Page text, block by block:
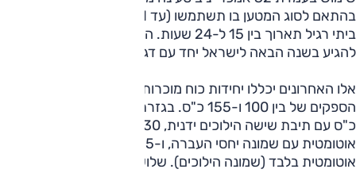
ביתי רגיל תארוך בין 15 ל-24 שעות. הגרסה החשמלית צפויה
להגיע בשנה הבאה לישראל יחד עם דגמי בנזין ודיזל.
אוטומטית בלבד (שמונה הילוכים). שלושת המנועים בעלי שלושה